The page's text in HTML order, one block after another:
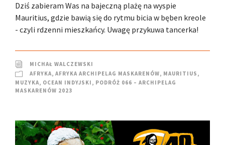
Dziś zabieram Was na bajeczną plażę na wyspie
Mauritius, gdzie bawią się do rytmu bicia w bęben kreole
- czyli rdzenni mieszkańcy. Uwagę przykuwa tancerka!
MICHAŁ WALCZEWSKI
AFRYKA, AFRYKA ARCHIPELAG MASKARENÓW, MAURITIUS ,
MUZYKA, OCEAN INDYJSKI , PODRÓŻ 066 – ARCHIPELAG
MASKARENÓW 2023